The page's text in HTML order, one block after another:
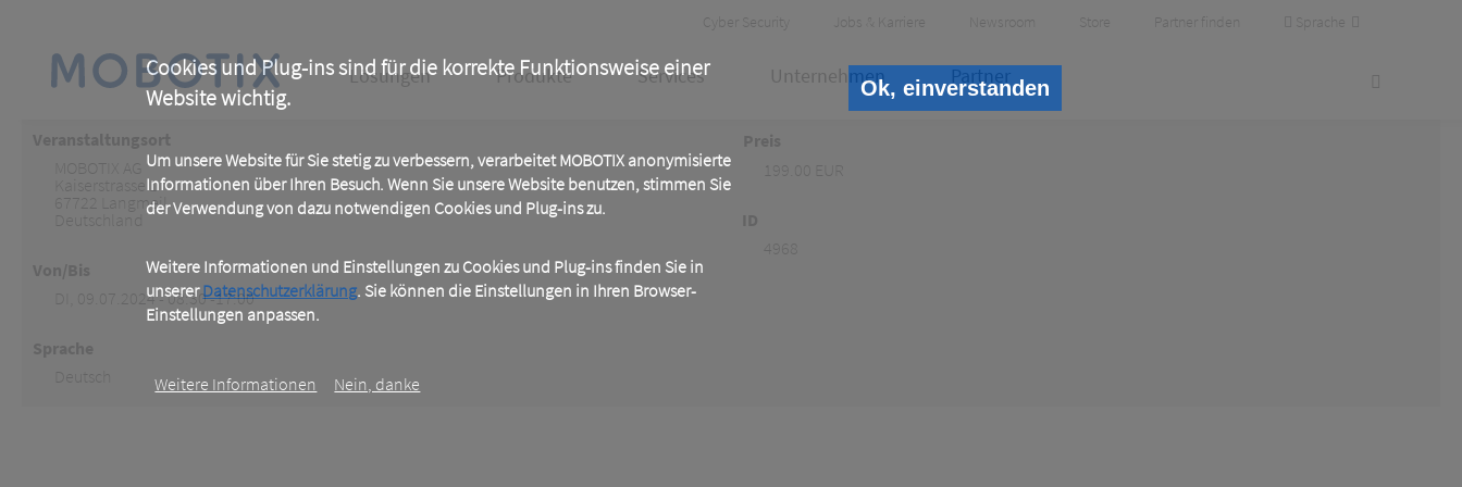
Cookies und Plug-ins sind für die korrekte Funktionsweise einer
Website wichtig.
Um unsere Website für Sie stetig zu verbessern, verarbeitet MOBOTIX anonymisierte
Informationen über Ihren Besuch. Wenn Sie unsere Website benutzen, stimmen Sie
der Verwendung von dazu notwendigen Cookies und Plug-ins zu.
Weitere Informationen und Einstellungen zu Cookies und Plug-ins finden Sie in
unsererDatenschutzerklärung. Sie können die Einstellungen in Ihren Browser-
Einstellungen anpassen.
Weitere Informationen Nein, danke
Ok, einverstanden
content
Header
Meta
Cyber Security Jobs & Karriere Newsroom Store Partner finden Sprache
Main
Lösungen Produkte Services Unternehmen Partner
Kaiserstrasse 1
Langmeil
DI, 09.07.2024 - 08:30 -17:00